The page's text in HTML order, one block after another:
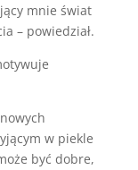
mnie świat
– powiedział.
w piekle
być dobre,